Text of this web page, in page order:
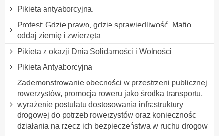
Pikieta antyaborcyjna.
Protest: Gdzie prawo, gdzie sprawiedliwość. Mafio
oddaj ziemię i zwierzęta
Pikieta z okazji Dnia Solidarności i Wolności
Pikieta Antyaborcyjna
Zademonstrowanie obecności w przestrzeni publicznej
rowerzystów, promocja roweru jako środka transportu,
wyrażenie postulatu dostosowania infrastruktury
drogowej do potrzeb rowerzystów oraz konieczności
działania na rzecz ich bezpieczeństwa w ruchu drogow